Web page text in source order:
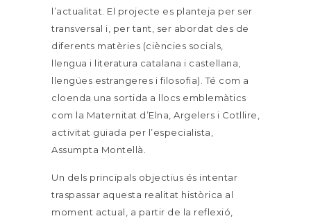
l’actualitat. El projecte es planteja per ser
transversal i, per tant, ser abordat des de
diferents matèries (ciències socials,
llengua i literatura catalana i castellana,
llengües estrangeres i filosofia). Té com a
cloenda una sortida a llocs emblemàtics
com la Maternitat d’Elna, Argelers i Cotllire,
activitat guiada per l’especialista,
Assumpta Montellà.
Un dels principals objectius és intentar
traspassar aquesta realitat històrica al
moment actual, a partir de la reflexió,